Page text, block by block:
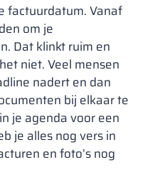
factuurdatum. Vanaf
om je
Dat klinkt ruim en
niet. Veel mensen
nadert en dan
bij elkaar te
je agenda voor een
je alles nog vers in
en foto’s nog